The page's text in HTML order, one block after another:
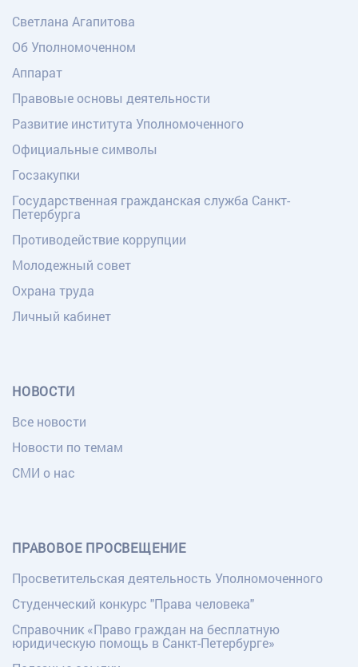
Светлана Агапитова
Об Уполномоченном
Аппарат
Правовые основы деятельности
Развитие института Уполномоченного
Официальные символы
Госзакупки
Государственная гражданская служба Санкт-
Петербурга
Противодействие коррупции
Молодежный совет
Охрана труда
Личный кабинет
НОВОСТИ
Все новости
Новости по темам
СМИ о нас
ПРАВОВОЕ ПРОСВЕЩЕНИЕ
Просветительская деятельность Уполномоченного
Студенческий конкурс "Права человека"
Справочник «Право граждан на бесплатную
юридическую помощь в Санкт-Петербурге»